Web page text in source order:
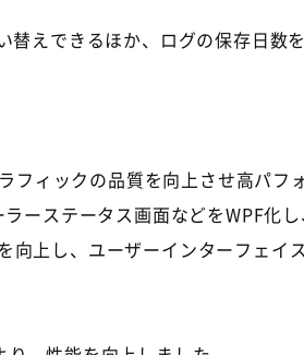
えできるほか、ログの保存日数
ィックの品質を向上させ高パフ
ーステータス画面などをWPF化
上し、ユーザーインターフェイ